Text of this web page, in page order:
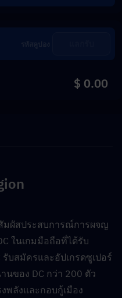
$ 0.00
มผัสประสบการณ์การผจญ
ในเกมมือถือที่ได้รับ
บสมัครและอัปเกรดซูเปอร์
นของ DC กว่า 200 ตัว
พลังและกอบกู้เมือง